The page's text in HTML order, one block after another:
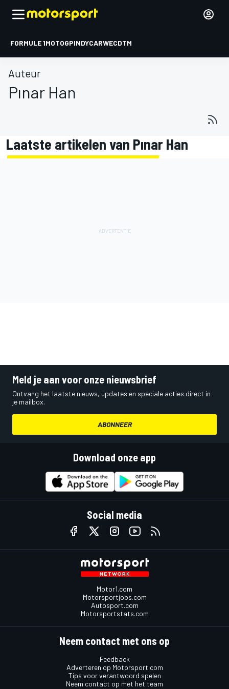
FORMULE 1MOTOGPINDYCARWECDTM
Auteur
Pınar Han
Laatste artikelen van Pınar Han
Meld je aan voor onze nieuwsbrief
Ontvang het laatste nieuws, updates en speciale acties direct in
je mailbox.
ABONNEER
Download onze app
Social media
Motor1.com
Motorsportjobs.com
Autosport.com
Motorsportstats.com
Neem contact met ons op
Feedback
Adverteren op Motorsport.com
Tips voor verantwoord spelen
Neem contact op met het team